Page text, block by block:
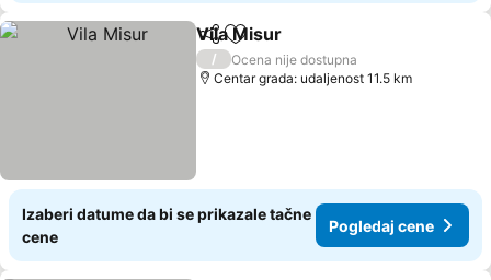
Deli Dodati u favorite
Vila Misur
/
Ocena nije dostupna
Centar grada: udaljenost 11.5 km
Izaberi datume da bi se prikazale tačne
cene
Pogledaj cene